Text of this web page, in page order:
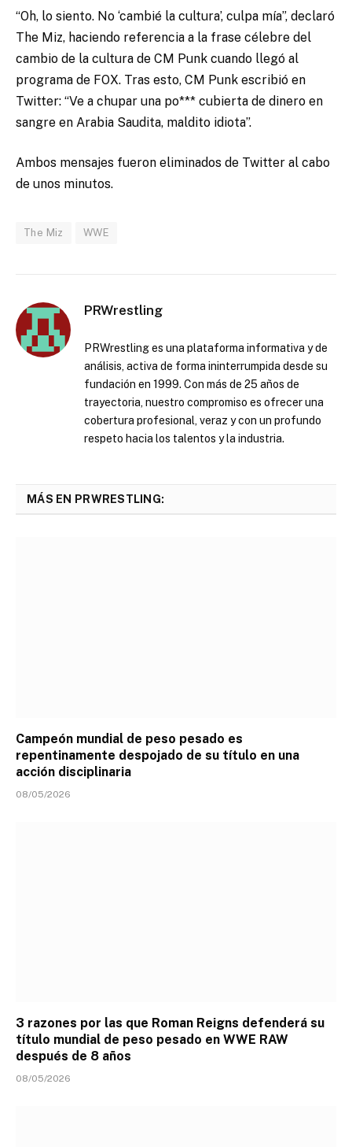
“Oh, lo siento. No ‘cambié la cultura’, culpa mía”, declaró
The Miz, haciendo referencia a la frase célebre del
cambio de la cultura de CM Punk cuando llegó al
programa de FOX. Tras esto, CM Punk escribió en
Twitter: “Ve a chupar una po*** cubierta de dinero en
sangre en Arabia Saudita, maldito idiota”.
Ambos mensajes fueron eliminados de Twitter al cabo
de unos minutos.
The Miz WWE
PRWrestling
PRWrestling es una plataforma informativa y de
análisis, activa de forma ininterrumpida desde su
fundación en 1999. Con más de 25 años de
trayectoria, nuestro compromiso es ofrecer una
cobertura profesional, veraz y con un profundo
respeto hacia los talentos y la industria.
MÁS EN PRWRESTLING:
Campeón mundial de peso pesado es
repentinamente despojado de su título en una
acción disciplinaria
08/05/2026
3 razones por las que Roman Reigns defenderá su
título mundial de peso pesado en WWE RAW
después de 8 años
08/05/2026